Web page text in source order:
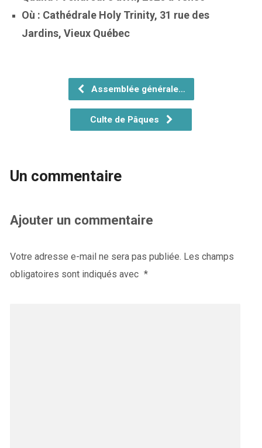
Où : Cathédrale Holy Trinity, 31 rue des
Jardins, Vieux Québec
Assemblée générale…
Culte de Pâques
Un commentaire
Ajouter un commentaire
Votre adresse e-mail ne sera pas publiée. Les champs
obligatoires sont indiqués avec *